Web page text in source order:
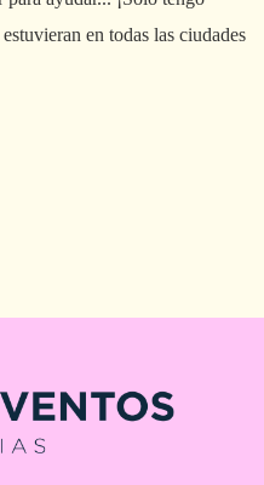
en todas las ciudades